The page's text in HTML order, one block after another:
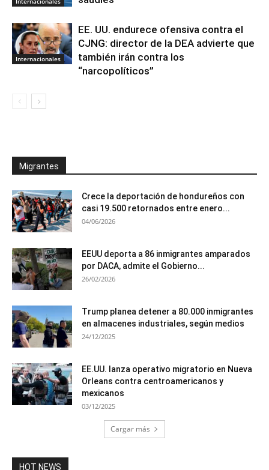
Internacionales
EE. UU. endurece ofensiva contra el
CJNG: director de la DEA advierte que
también irán contra los
“narcopolíticos”
Migrantes
Crece la deportación de hondureños con
casi 19.500 retornados entre enero...
04/06/2026
EEUU deporta a 86 inmigrantes amparados
por DACA, admite el Gobierno...
26/02/2026
Trump planea detener a 80.000 inmigrantes
en almacenes industriales, según medios
24/12/2025
EE.UU. lanza operativo migratorio en Nueva
Orleans contra centroamericanos y
mexicanos
03/12/2025
Cargar más
HOT NEWS